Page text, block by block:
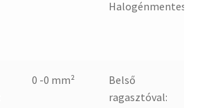
Halogénmentes:
0 -0 mm²
Belső
ragasztóval: